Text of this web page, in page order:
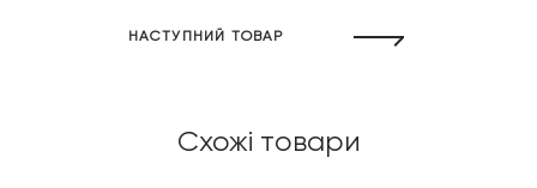
НАСТУПНИЙ ТОВАР
Схожі товари